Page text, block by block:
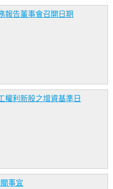
報告董事會召開日期
權利新股之增資基準日
事宜